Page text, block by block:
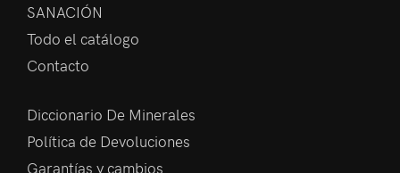
SANACIÓN
Todo el catálogo
Contacto
Diccionario De Minerales
Política de Devoluciones
Garantías y cambios